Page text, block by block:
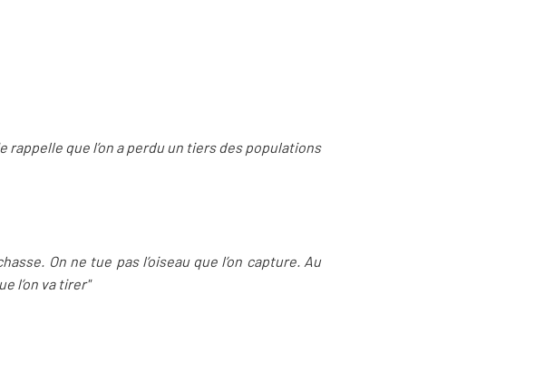
rappelle que l’on a perdu un tiers des populations
On ne tue pas l’oiseau que l’on capture. Au
l’on va tirer"